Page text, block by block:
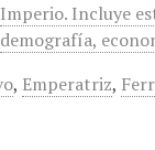
Imperio. Incluye
demografía,
, Emperatriz,